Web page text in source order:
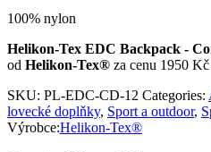
100% nylon
Helikon-Tex EDC Backpack -
od Helikon-Tex® za cenu 1950 Kč
SKU: PL-EDC-CD-12 Categories:
lovecké doplňky, Sport a outdoor,
Výrobce:Helikon-Tex®